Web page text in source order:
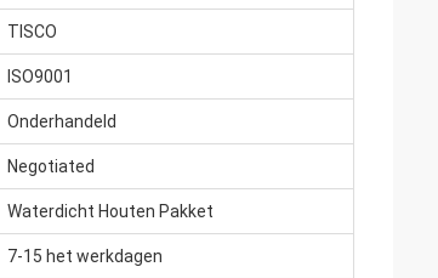
TISCO
ISO9001
Onderhandeld
Negotiated
Waterdicht Houten Pakket
7-15 het werkdagen